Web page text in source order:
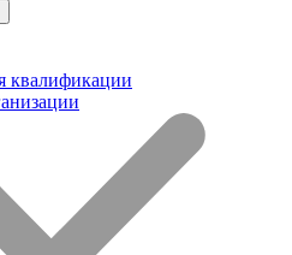
квалификации